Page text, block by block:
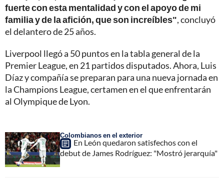
fuerte con esta mentalidad y con el apoyo de mi
familia y de la afición, que son increíbles", concluyó
el delantero de 25 años.
Liverpool llegó a 50 puntos en la tabla general de la
Premier League, en 21 partidos disputados. Ahora, Luis
Díaz y compañía se preparan para una nueva jornada en
la Champions League, certamen en el que enfrentarán
al Olympique de Lyon.
Colombianos en el exterior
En León quedaron satisfechos con el
debut de James Rodríguez: "Mostró jerarquía"